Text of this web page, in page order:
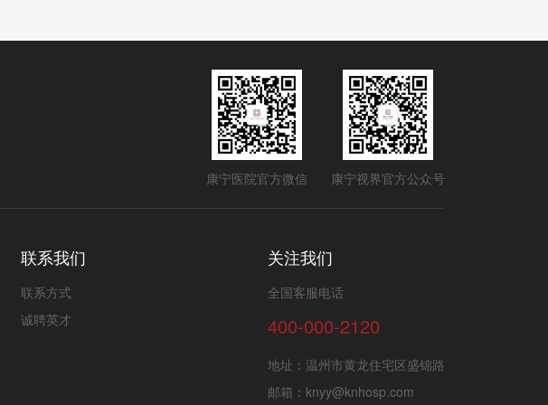
康宁医院官方微信 康宁视界官方公众号
联系我们
联系方式
诚聘英才
关注我们
全国客服电话
400-000-2120
地址：温州市黄龙住宅区盛锦路
邮箱：knyy@knhosp.com